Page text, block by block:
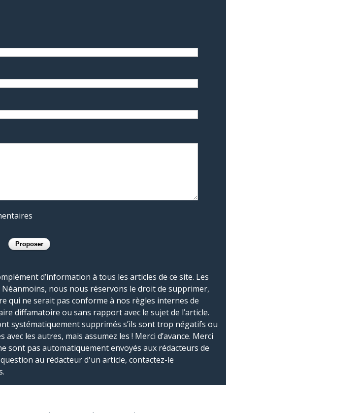
d’information à tous les articles de ce site. Les
nous nous réservons le droit de supprimer,
qui ne serait pas conforme à nos règles internes de
diffamatoire ou sans rapport avec le sujet de l’article.
systématiquement supprimés s’ils sont trop négatifs ou
les autres, mais assumez les ! Merci d’avance. Merci
sont pas automatiquement envoyés aux rédacteurs de
au rédacteur d'un article, contactez-le